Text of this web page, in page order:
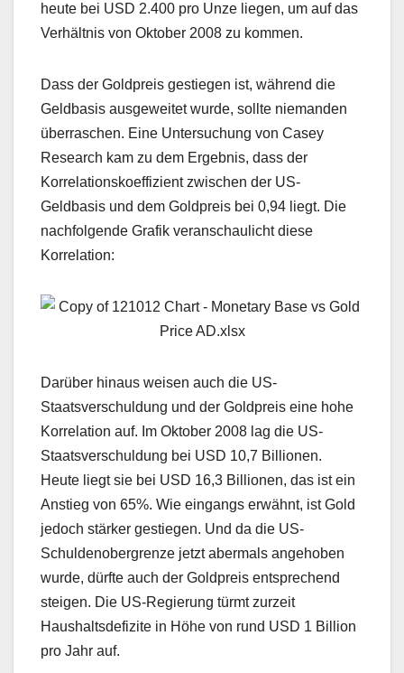
heute bei USD 2.400 pro Unze liegen, um auf das
Verhältnis von Oktober 2008 zu kommen.
Dass der Goldpreis gestiegen ist, während die
Geldbasis ausgeweitet wurde, sollte niemanden
überraschen. Eine Untersuchung von Casey
Research kam zu dem Ergebnis, dass der
Korrelationskoeffizient zwischen der US-
Geldbasis und dem Goldpreis bei 0,94 liegt. Die
nachfolgende Grafik veranschaulicht diese
Korrelation:
Darüber hinaus weisen auch die US-
Staatsverschuldung und der Goldpreis eine hohe
Korrelation auf. Im Oktober 2008 lag die US-
Staatsverschuldung bei USD 10,7 Billionen.
Heute liegt sie bei USD 16,3 Billionen, das ist ein
Anstieg von 65%. Wie eingangs erwähnt, ist Gold
jedoch stärker gestiegen. Und da die US-
Schuldenobergrenze jetzt abermals angehoben
wurde, dürfte auch der Goldpreis entsprechend
steigen. Die US-Regierung türmt zurzeit
Haushaltsdefizite in Höhe von rund USD 1 Billion
pro Jahr auf.